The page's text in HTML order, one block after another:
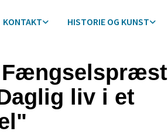
KONTAKT HISTORIE OG KUNST
Fængselspræst
liv i et